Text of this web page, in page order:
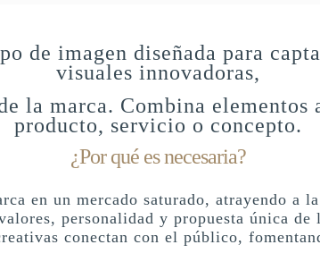
de imagen diseñada para
visuales innovadoras,
la marca. Combina
producto, servicio o concepto.
¿Por qué es necesaria?
en un mercado saturado, atrayendo a
personalidad y propuesta única
conectan con el público,